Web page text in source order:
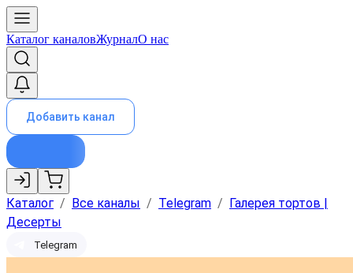
Каталог каналовЖурналО нас
Добавить канал
Каталог / Все каналы / Telegram / Галерея тортов |
Десерты
Telegram